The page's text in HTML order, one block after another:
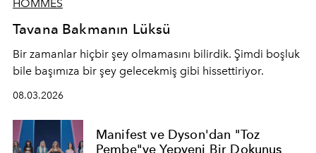
HOMMES
Tavana Bakmanın Lüksü
Bir zamanlar hiçbir şey olmamasını bilirdik. Şimdi boşluk
bile başımıza bir şey gelecekmiş gibi hissettiriyor.
08.03.2026
Manifest ve Dyson'dan "Toz
Pembe"ye Yepyeni Bir Dokunuş